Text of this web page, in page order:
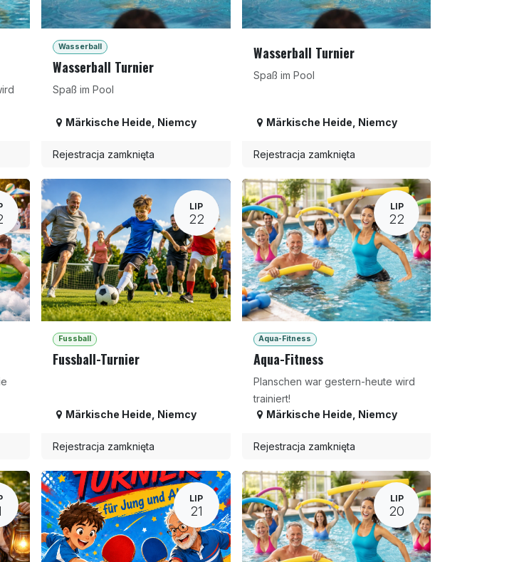
Wasserball
Wasserball Turnier
Spaß im Pool
Märkische Heide Niemcy
Rejestracja zamknięta
Wasserball Turnier
Spaß im Pool
Märkische Heide Niemcy
Rejestracja zamknięta
LIP
22
Fussball
Fussball-Turnier
Märkische Heide Niemcy
Rejestracja zamknięta
LIP
22
Aqua-Fitness
Aqua-Fitness
Planschen war gestern-heute wird
trainiert!
Märkische Heide Niemcy
Rejestracja zamknięta
LIP
21
LIP
20